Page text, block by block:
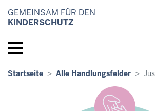
Direkt zum Inhalt
GEMEINSAM FÜR DEN
KINDERSCHUTZ
Navigation aktivieren/
Pfadnavigation
Startseite Alle Handlungsfelder